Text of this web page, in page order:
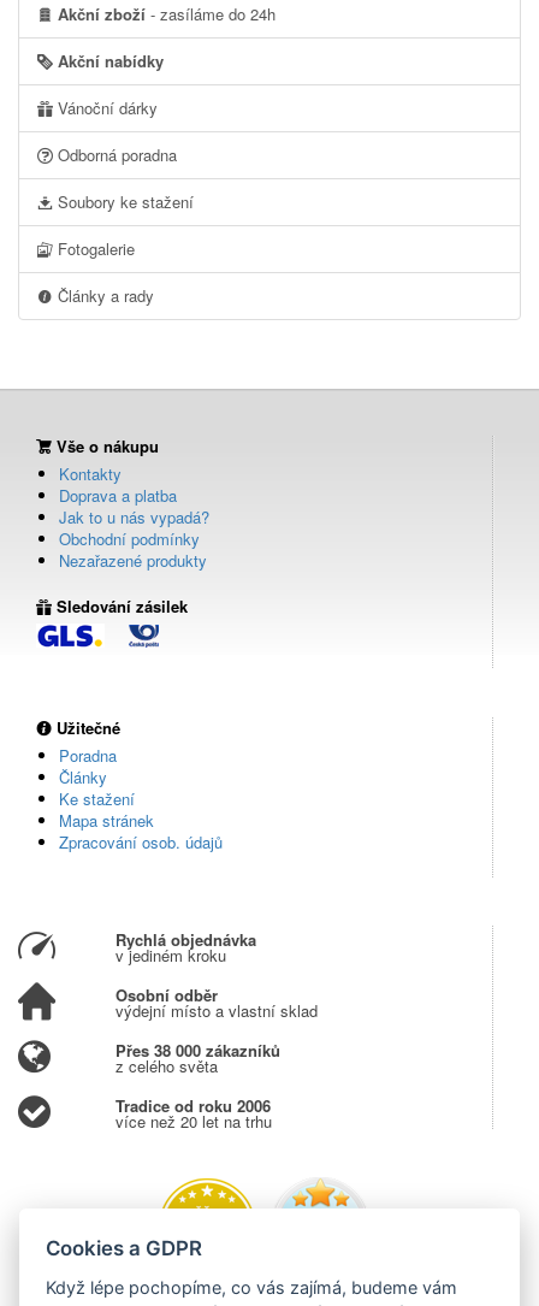
Akční zboží - zasíláme do 24h
Akční nabídky
Vánoční dárky
Odborná poradna
Soubory ke stažení
Fotogalerie
Články a rady
Vše o nákupu
Kontakty
Doprava a platba
Jak to u nás vypadá?
Obchodní podmínky
Nezařazené produkty
Sledování zásilek
Užitečné
Poradna
Články
Ke stažení
Mapa stránek
Zpracování osob. údajů
Rychlá objednávka
v jediném kroku
Osobní odběr
výdejní místo a vlastní sklad
Přes 38 000 zákazníků
z celého světa
Tradice od roku 2006
více než 20 let na trhu
Cookies a GDPR
Když lépe pochopíme, co vás zajímá, budeme vám